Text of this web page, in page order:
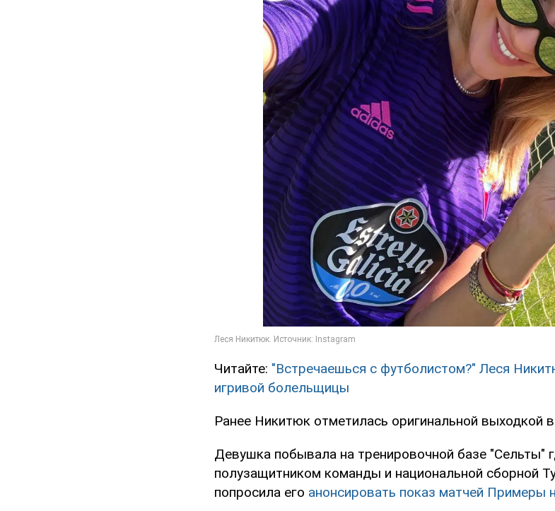
Читайте: "Встречаешься с футболистом?" Леся
игривой болельщицы
Ранее Никитюк отметилась оригинальной выходкой
Девушка побывала на тренировочной базе "Сельты"
полузащитником команды и национальной сборной
попросила его анонсировать показ матчей Примеры